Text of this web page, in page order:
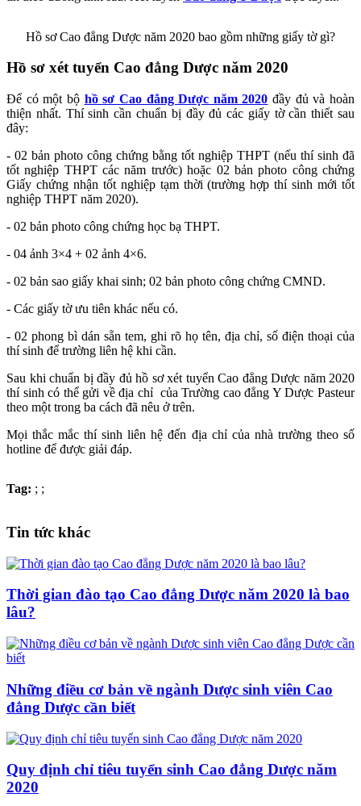
Hồ sơ Cao đẳng Dược năm 2020 bao gồm những giấy tờ gì?
Hồ sơ xét tuyển Cao đẳng Dược năm 2020
Để có một bộ hồ sơ Cao đẳng Dược năm 2020 đầy đủ và hoàn
thiện nhất. Thí sinh cần chuẩn bị đầy đủ các giấy tờ cần thiết sau
đây:
- 02 bản photo công chứng bằng tốt nghiệp THPT (nếu thí sinh đã
tốt nghiệp THPT các năm trước) hoặc 02 bản photo công chứng
Giấy chứng nhận tốt nghiệp tạm thời (trường hợp thí sinh mới tốt
nghiệp THPT năm 2020).
- 02 bản photo công chứng học bạ THPT.
- 04 ảnh 3×4 + 02 ảnh 4×6.
- 02 bản sao giấy khai sinh; 02 bản photo công chứng CMND.
- Các giấy tờ ưu tiên khác nếu có.
- 02 phong bì dán sẵn tem, ghi rõ họ tên, địa chỉ, số điện thoại của
thí sinh để trường liên hệ khi cần.
Sau khi chuẩn bị đầy đủ hồ sơ xét tuyển Cao đẳng Dược năm 2020
thí sinh có thể gửi về địa chỉ của Trường cao đẳng Y Dược Pasteur
theo một trong ba cách đã nêu ở trên.
Mọi thắc mắc thí sinh liên hệ đến địa chỉ của nhà trường theo số
hotline để được giải đáp.
Tag: ; ;
Tin tức khác
Thời gian đào tạo Cao đẳng Dược năm 2020 là bao
lâu?
Những điều cơ bản về ngành Dược sinh viên Cao
đẳng Dược cần biết
Quy định chỉ tiêu tuyển sinh Cao đẳng Dược năm
2020